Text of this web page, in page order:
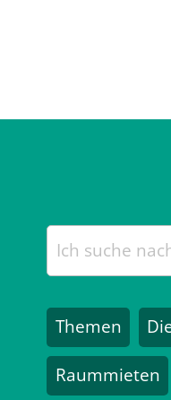
Themen
Raummieten